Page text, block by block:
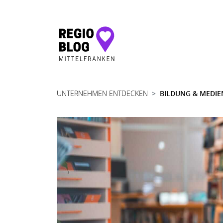
Hauptnavigation
UNTERNEHMEN ENTDECKEN BILDUNG &